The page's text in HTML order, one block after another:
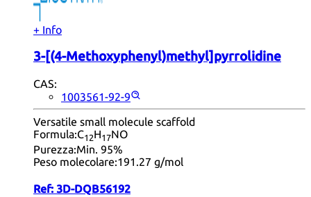
+ Info
3-[(4-Methoxyphenyl)methyl]pyrrolidine
CAS:
1003561-92-9
Versatile small molecule scaffold
Formula:C12H17NO
Purezza:Min. 95%
Peso molecolare:191.27 g/mol
Ref: 3D-DQB56192